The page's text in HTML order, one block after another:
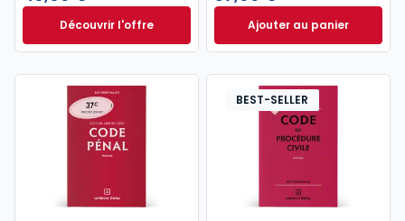
Découvrir l'offreLe guide pénal 2026. 27e éd. à partir de
Dès
Ajouter au panier
Code de
BEST-SELLER